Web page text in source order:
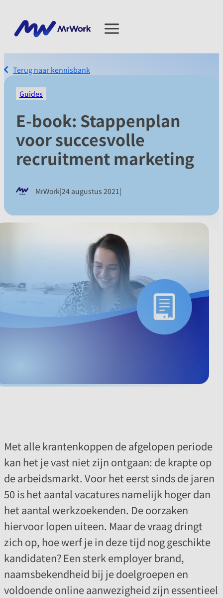
Terug naar kennisbank
Guides
E-book: Stappenplan
voor succesvolle
recruitment marketing
MrWork|24 augustus 2021 |
Met alle krantenkoppen de afgelopen periode
kan het je vast niet zijn ontgaan: de krapte op
de arbeidsmarkt. Voor het eerst sinds de jaren
50 is het aantal vacatures namelijk hoger dan
het aantal werkzoekenden. De oorzaken
hiervoor lopen uiteen. Maar de vraag dringt
zich op, hoe werf je in deze tijd nog geschikte
kandidaten? Een sterk employer brand,
naamsbekendheid bij je doelgroepen en
voldoende online aanwezigheid zijn essentieel